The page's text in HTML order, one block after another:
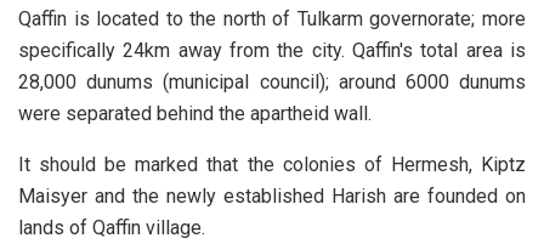
Qaffin is located to the north of Tulkarm governorate; more
specifically 24km away from the city. Qaffin's total area is
28,000 dunums (municipal council); around 6000 dunums
were separated behind the apartheid wall.
It should be marked that the colonies of Hermesh, Kiptz
Maisyer and the newly established Harish are founded on
lands of Qaffin village.